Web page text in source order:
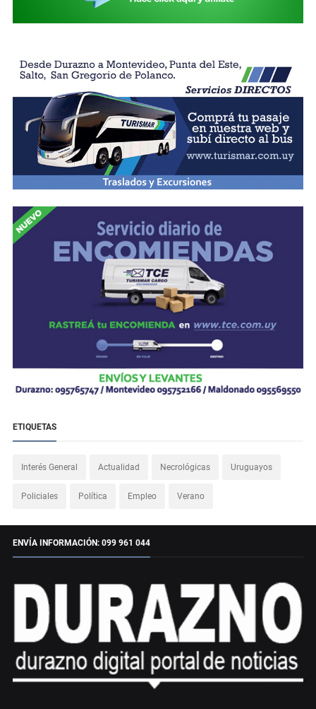
ETIQUETAS
Interés General Actualidad Necrológicas Uruguayos
Policiales Política Empleo Verano
ENVÍA INFORMACIÓN: 099 961 044